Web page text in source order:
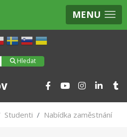
MENU
Hledat
Studenti Nabídka zaměstnání